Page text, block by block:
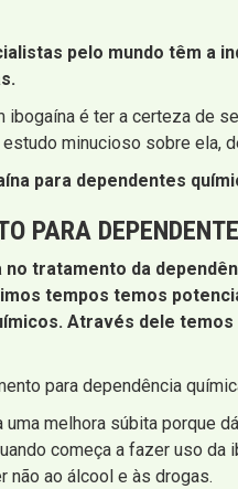
pelo mundo têm a
ibogaína é ter a certeza de
minucioso sobre ela,
para dependentes
PARA
tratamento da
tempos temos
Através dele
para dependência
melhora súbita porque
começa a fazer uso
não ao álcool e às drogas.